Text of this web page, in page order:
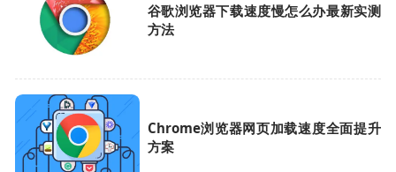
谷歌浏览器下载速度慢怎么办最新实测
方法
Chrome浏览器网页加载速度全面提升
方案